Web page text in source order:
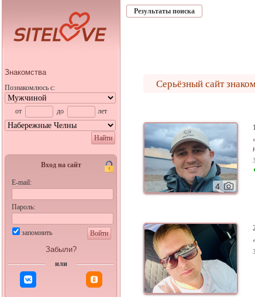
Знакомства
Познакомлюсь с:
от до лет
Найти
Вход на сайт
E-mail:
Пароль:
запомнить Войти
Забыли?
или
Результаты поиска
Серьёзный сайт
4